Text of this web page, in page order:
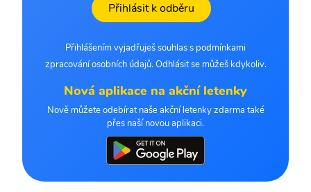
Přihlásit k odběru
Přihlášením vyjadřuješ souhlas s podmínkami
zpracování osobních údajů. Odhlásit se můžeš kdykoliv.
Nová aplikace na akční letenky
Nově můžete odebírat naše akční letenky zdarma také
přes naší novou aplikaci.